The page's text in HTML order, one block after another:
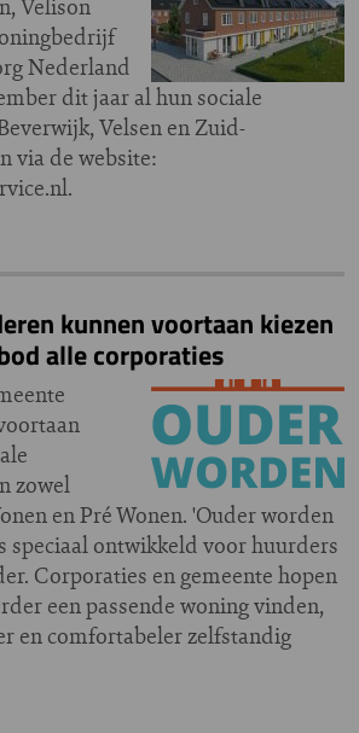
Velison
Nederland
dit jaar al hun sociale
Velsen en Zuid-
via de website:
kunnen voortaan kiezen
alle corporaties
zowel
en Pré Wonen. 'Ouder worden
speciaal ontwikkeld voor huurders
Corporaties en gemeente hopen
een passende woning vinden,
en comfortabeler zelfstandig